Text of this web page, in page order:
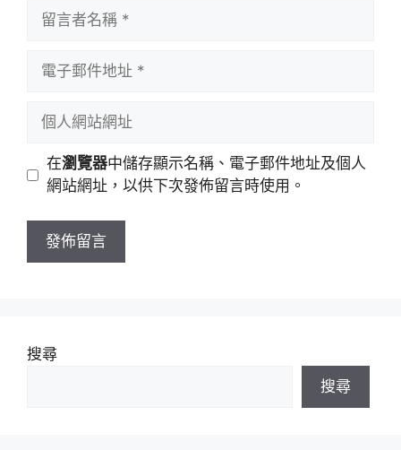
址
站
址
在瀏覽器中儲存顯示名稱、電子郵件地址及個人
網站網址，以供下次發佈留言時使用。
搜尋
搜尋